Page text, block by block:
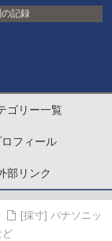
記録
ゴリー一覧
ロフィール
部リンク
[採寸] パナソニッ
ど